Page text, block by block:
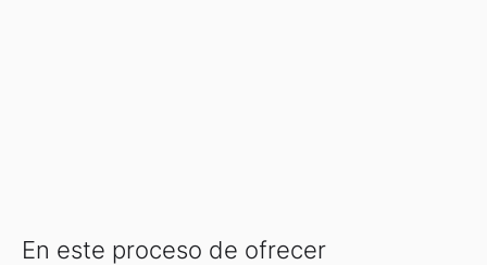
En este proceso de ofrecer